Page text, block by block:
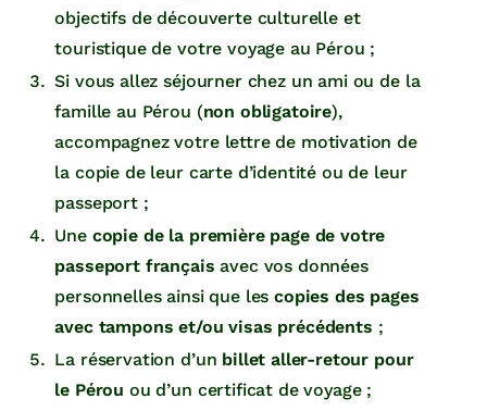
objectifs de découverte culturelle et
touristique de votre voyage au Pérou ;
Si vous allez séjourner chez un ami ou de la
famille au Pérou (non obligatoire),
accompagnez votre lettre de motivation de
la copie de leur carte d’identité ou de leur
passeport ;
Une copie de la première page de votre
passeport français avec vos données
personnelles ainsi que lescopies des pages
avec tampons et/ou visas précédents ;
La réservation d’un billet aller-retour pour
le Pérou ou d’un certificat de voyage ;